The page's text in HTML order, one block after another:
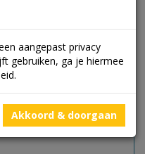
aangepast privacy
gebruiken, ga je hiermee
Akkoord & doorgaan